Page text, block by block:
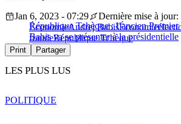
République Tchèque : l’ancien
Babis va se présenter à la présidentielle
Jan 6, 2023 - 07:29
Dernière mise à
ÉconomieAndrej BabišÉconomie
fraudeRépublique Tchèque
Print Partager
LES PLUS LUS
POLITIQUE